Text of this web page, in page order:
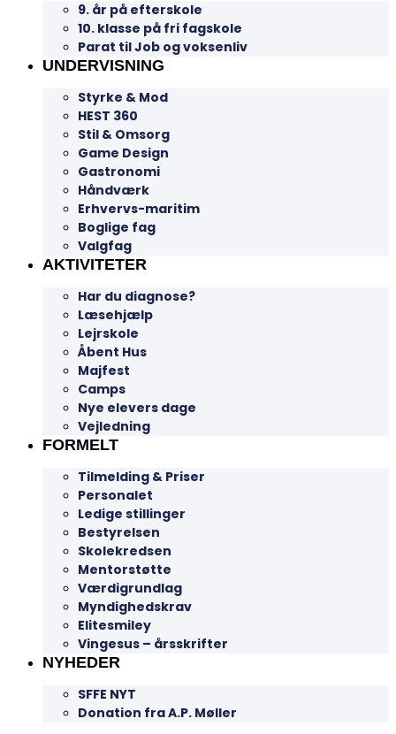
9. år på efterskole
10. klasse på fri fagskole
Parat til Job og voksenliv
UNDERVISNING
Styrke & Mod
HEST 360
Stil & Omsorg
Game Design
Gastronomi
Håndværk
Erhvervs-maritim
Boglige fag
Valgfag
AKTIVITETER
Har du diagnose?
Læsehjælp
Lejrskole
Åbent Hus
Majfest
Camps
Nye elevers dage
Vejledning
FORMELT
Tilmelding & Priser
Personalet
Ledige stillinger
Bestyrelsen
Skolekredsen
Mentorstøtte
Værdigrundlag
Myndighedskrav
Elitesmiley
Vingesus – årsskrifter
NYHEDER
SFFE NYT
Donation fra A.P. Møller